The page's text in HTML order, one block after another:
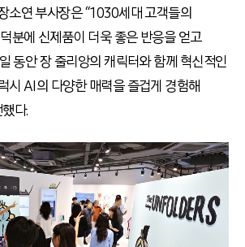
소연 부사장은 “1030세대 고객들의
분에 신제품이 더욱 좋은 반응을 얻고
동안 장 줄리앙의 캐릭터와 함께 혁신적인
시 AI의 다양한 매력을 즐겁게 경험해
다.